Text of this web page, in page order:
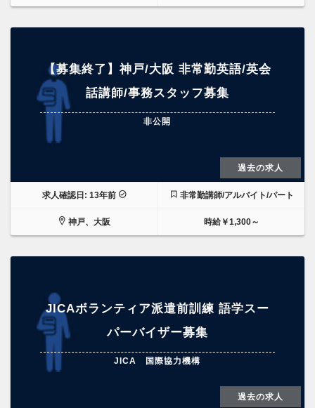
【募集終了】神戸/大阪 非常勤英語/英会
話講師/事務スタッフ募集
非公開
過去の求人
求人確認日: 13年前 非常勤講師/アルバイト/パート
神戸、大阪 時給￥1,300～
JICAボランティア派遣前訓練 語学スー
パーバイザー募集
JICA 国際協力機構
過去の求人